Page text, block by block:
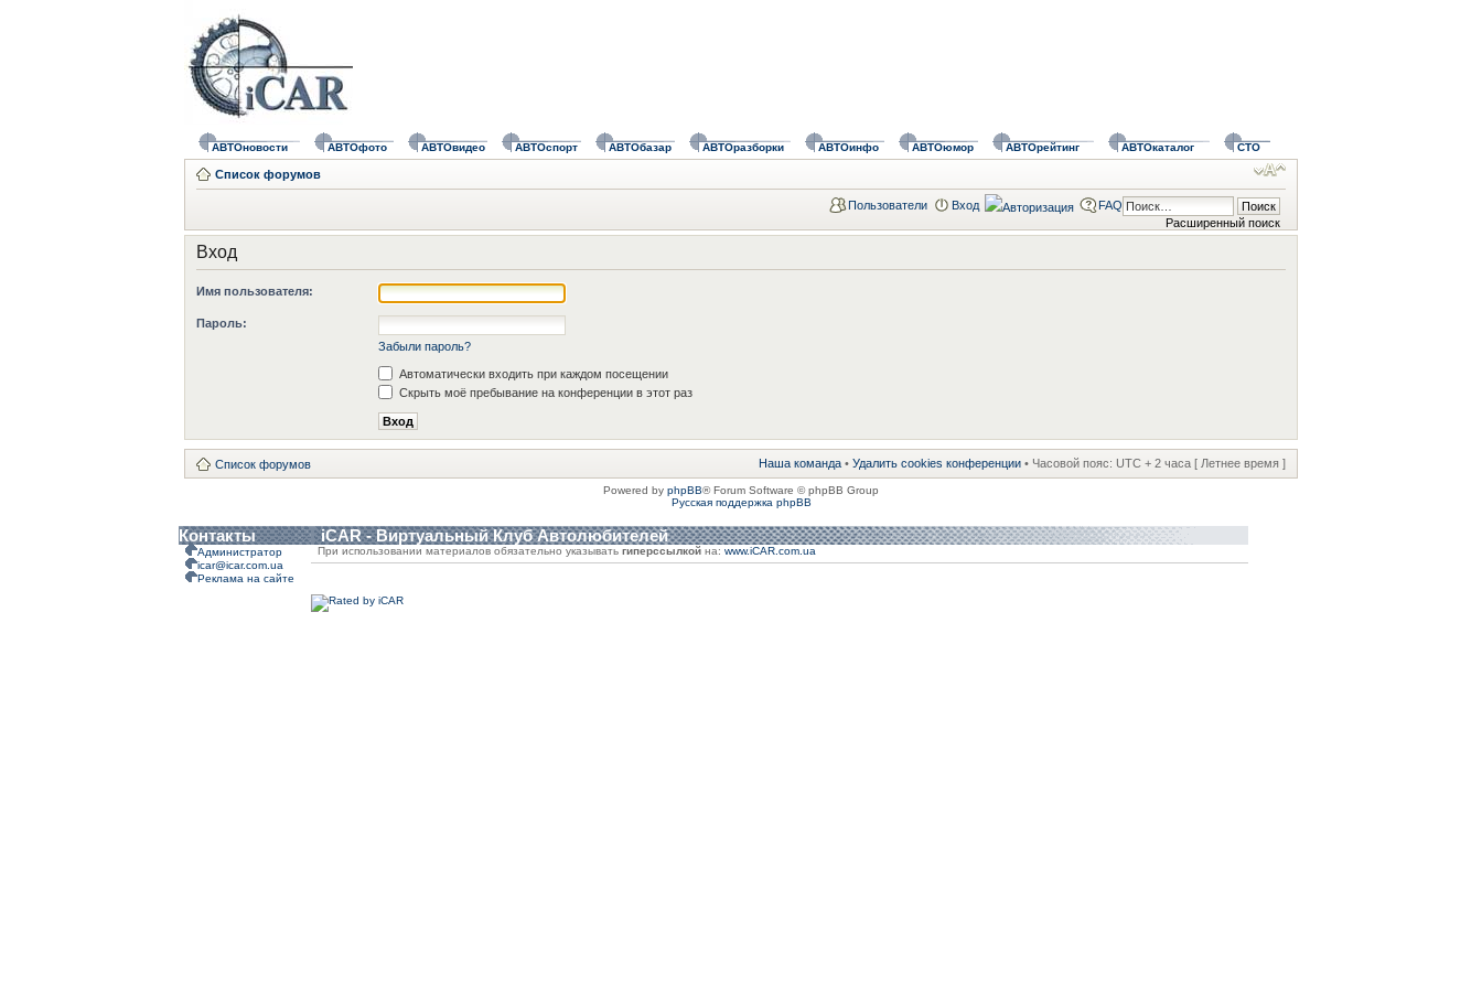
АВТОновости АВТОфото АВТОвидео АВТОспорт АВТОбазар АВТОразборки АВТОинфо АВТОюмор АВТОрейтинг АВТОкаталог СТО
Список форумов
Расширенный поиск
Пользователи Вход FAQ
Вход
Имя пользователя:
Пароль:
Забыли пароль?
Автоматически входить при каждом посещении
Скрыть моё пребывание на конференции в этот раз
Список форумов Наша команда • Удалить cookies конференции • Часовой пояс: UTC + 2 часа [ Летнее время ]
Powered by phpBB® Forum Software © phpBB Group
Русская поддержка phpBB
Контакты iCAR - Виртуальный Клуб Автолюбителей
Администратор
icar@icar.com.ua
Реклама на сайте
При использовании материалов обязательно указывать гиперссылкой на: www.iCAR.com.ua